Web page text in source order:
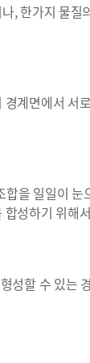
, 한가지 물
계면에서 서
을 일일이
성하기 위해
성할 수 있는